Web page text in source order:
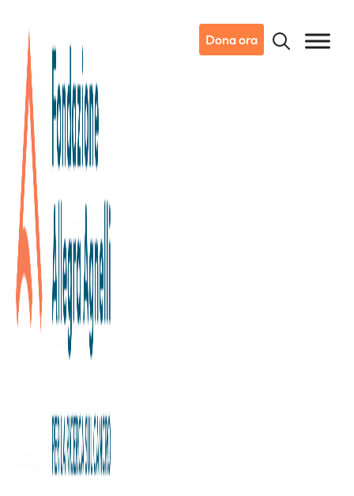
Dona ora
26/05/2025
Dicono di noi
In campo per Vialli